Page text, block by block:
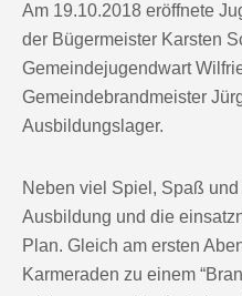
Am 19.10.2018 eröffnete
der Bügermeister Karsten
Gemeindejugendwart
Gemeindebrandmeister
Ausbildungslager.
Neben viel Spiel, Spaß
Ausbildung und die
Plan. Gleich am ersten
Karmeraden zu einem